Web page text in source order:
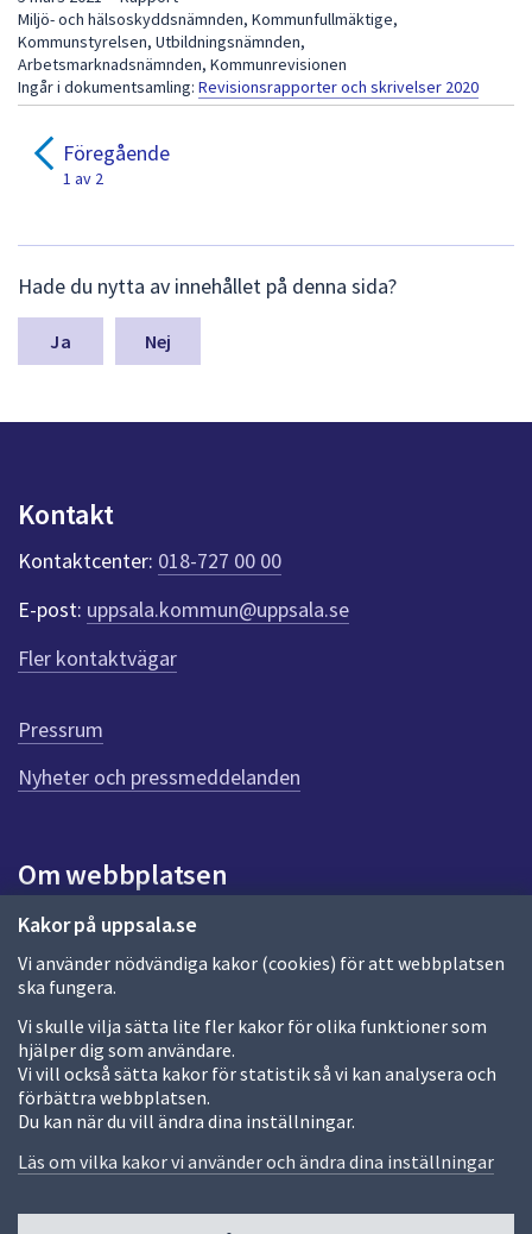
Kakor på uppsala.se
Vi använder nödvändiga kakor (cookies) för att webbplatsen
ska fungera.
Vi skulle vilja sätta lite fler kakor för olika funktioner som
hjälper dig som användare.
Vi vill också sätta kakor för statistik så vi kan analysera och
förbättra webbplatsen.
Du kan när du vill ändra dina inställningar.
Läs om vilka kakor vi använder och ändra dina inställningar
a
m
e
d
b
l
k
a
o
n
e
r
s
i
d
a
Miljö- och hälsoskyddsnämnden, Kommunfullmäktige,
Kommunstyrelsen, Utbildningsnämnden,
Arbetsmarknadsnämnden, Kommunrevisionen
Ingår i dokumentsamling: Revisionsrapporter och skrivelser 2020
Föregående
1 av 2
ä
m
a
y
n
t
r
ö
e
n
n
i
d
a
Hade du nytta av innehållet på denna sida?
Nej
Kontakt
Kontaktcenter: 018-727 00 00
E-post: uppsala.kommun@uppsala.se
Fler kontaktvägar
Pressrum
Nyheter och pressmeddelanden
Om webbplatsen
Om webbplatsen
Allmänna handlingar och diarium
Behandling av personuppgifter
Kakor
Språk (other languages)
Tillgänglighetsredogörelse